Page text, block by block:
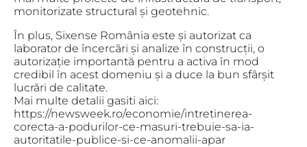
monitorizate structural și geotehnic.
În plus, Sixense România este și autorizat ca
laborator de încercări și analize în construcții, o
autorizație importantă pentru a activa în mod
credibil în acest domeniu și a duce la bun sfârșit
lucrări de calitate.
Mai multe detalii gasiti aici:
https://newsweek.ro/economie/intretinerea-
corecta-a-podurilor-ce-masuri-trebuie-sa-ia-
autoritatile-publice-si-ce-anomalii-apar